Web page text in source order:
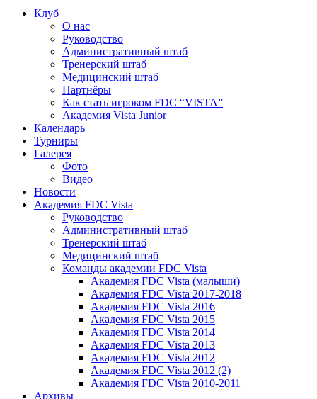
Клуб
О нас
Руководство
Административный штаб
Тренерский штаб
Медицинский штаб
Партнёры
Как стать игроком FDC “VISTA”
Академия Vista Junior
Календарь
Турниры
Галерея
Фото
Видео
Новости
Академия FDC Vista
Руководство
Административный штаб
Тренерский штаб
Медицинский штаб
Команды академии FDC Vista
Академия FDC Vista (малыши)
Академия FDC Vista 2017-2018
Академия FDC Vista 2016
Академия FDC Vista 2015
Академия FDC Vista 2014
Академия FDC Vista 2013
Академия FDC Vista 2012
Академия FDC Vista 2012 (2)
Академия FDC Vista 2010-2011
Архивы